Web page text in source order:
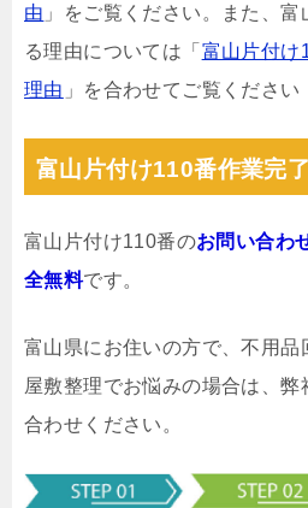
由 」をご覧ください。また、
る理由については「 富山片付け
理由 」を合わせてご覧ください
富山片付け110番作業完
富山片付け110番のお問い合わ
全無料です。
富山県にお住いの方で、不用品
屋敷整理でお悩みの場合は、弊
合わせください。